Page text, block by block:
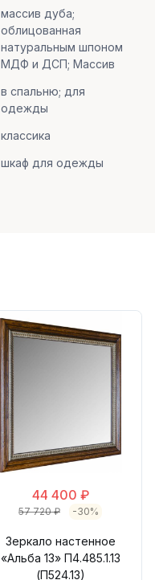
массив дуба;
облицованная
натуральным шпоном
МДФ и ДСП; Массив
в спальню; для
одежды
классика
шкаф для одежды
44 400 ₽
57 720 ₽ -30%
Зеркало настенное
«Альба 13» П4.485.1.13
(П524.13)